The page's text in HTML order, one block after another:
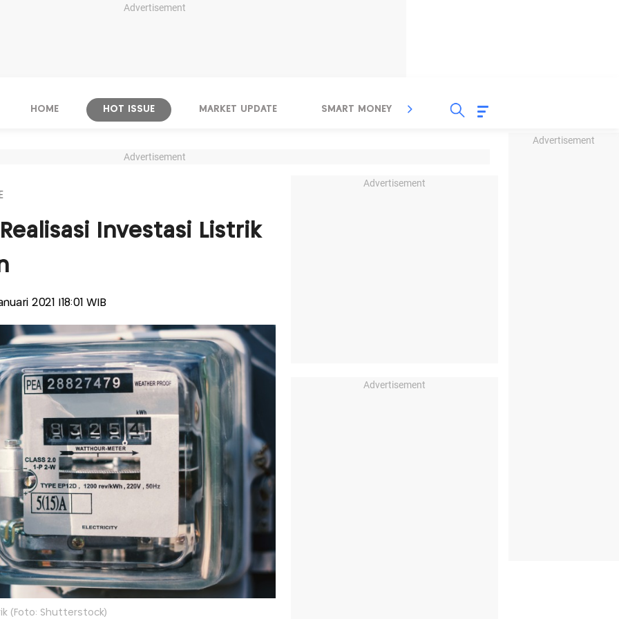
Advertisement
Advertisement
HOME HOT ISSUE MARKET UPDATE SMART MONEY INSPIRASI BISNIS
Advertisement
Investasi Listrik
2021 |18:01 WIB
(Foto: Shutterstock)
Advertisement
Advertisement